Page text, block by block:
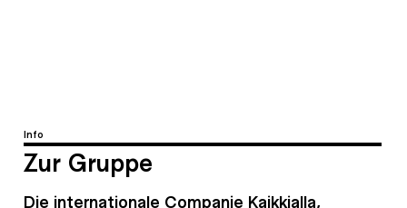
Info
Zur Gruppe
Die internationale Companie Kaikkialla,